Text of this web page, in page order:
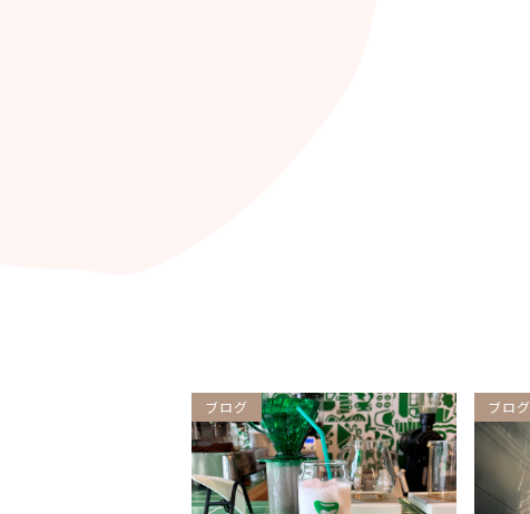
ブログ ブログ